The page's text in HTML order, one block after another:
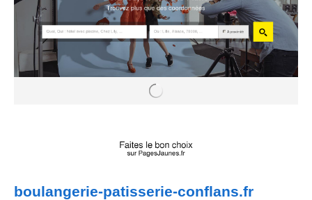
boulangerie-patisserie-conflans.fr